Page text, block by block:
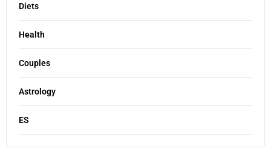
Diets
Health
Couples
Astrology
ES